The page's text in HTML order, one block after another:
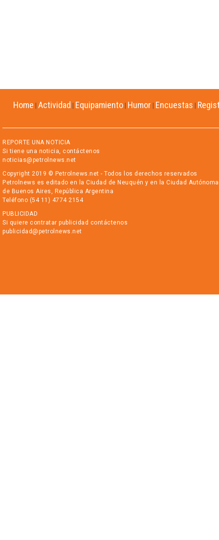
Home Actividad Equipamiento Humor Encuestas
REPORTE UNA NOTICIA
Si tiene una noticia, contáctenos
noticias@petrolnews.net
Copyright 2019 © Petrolnews.net - Todos los derechos reservados
Petrolnews es editado en la Ciudad de Neuquén y en la Ciudad Autónoma
de Buenos Aires, República Argentina
Teléfono (54 11) 4774 2154
PUBLICIDAD
Si quiere contratar publicidad contáctenos
publicidad@petrolnews.net